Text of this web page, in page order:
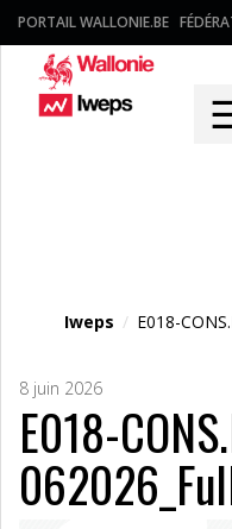
PORTAIL WALLONIE.BE
Iweps / E018-
8 juin 2026
E018-